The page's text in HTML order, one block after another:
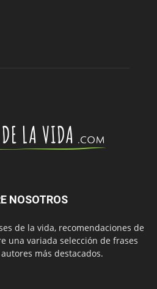
NOSOTROS
de la vida, recomendaciones de
una variada selección de frases
más destacados.